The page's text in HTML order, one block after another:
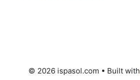
© 2026 ispasol.com • Built with